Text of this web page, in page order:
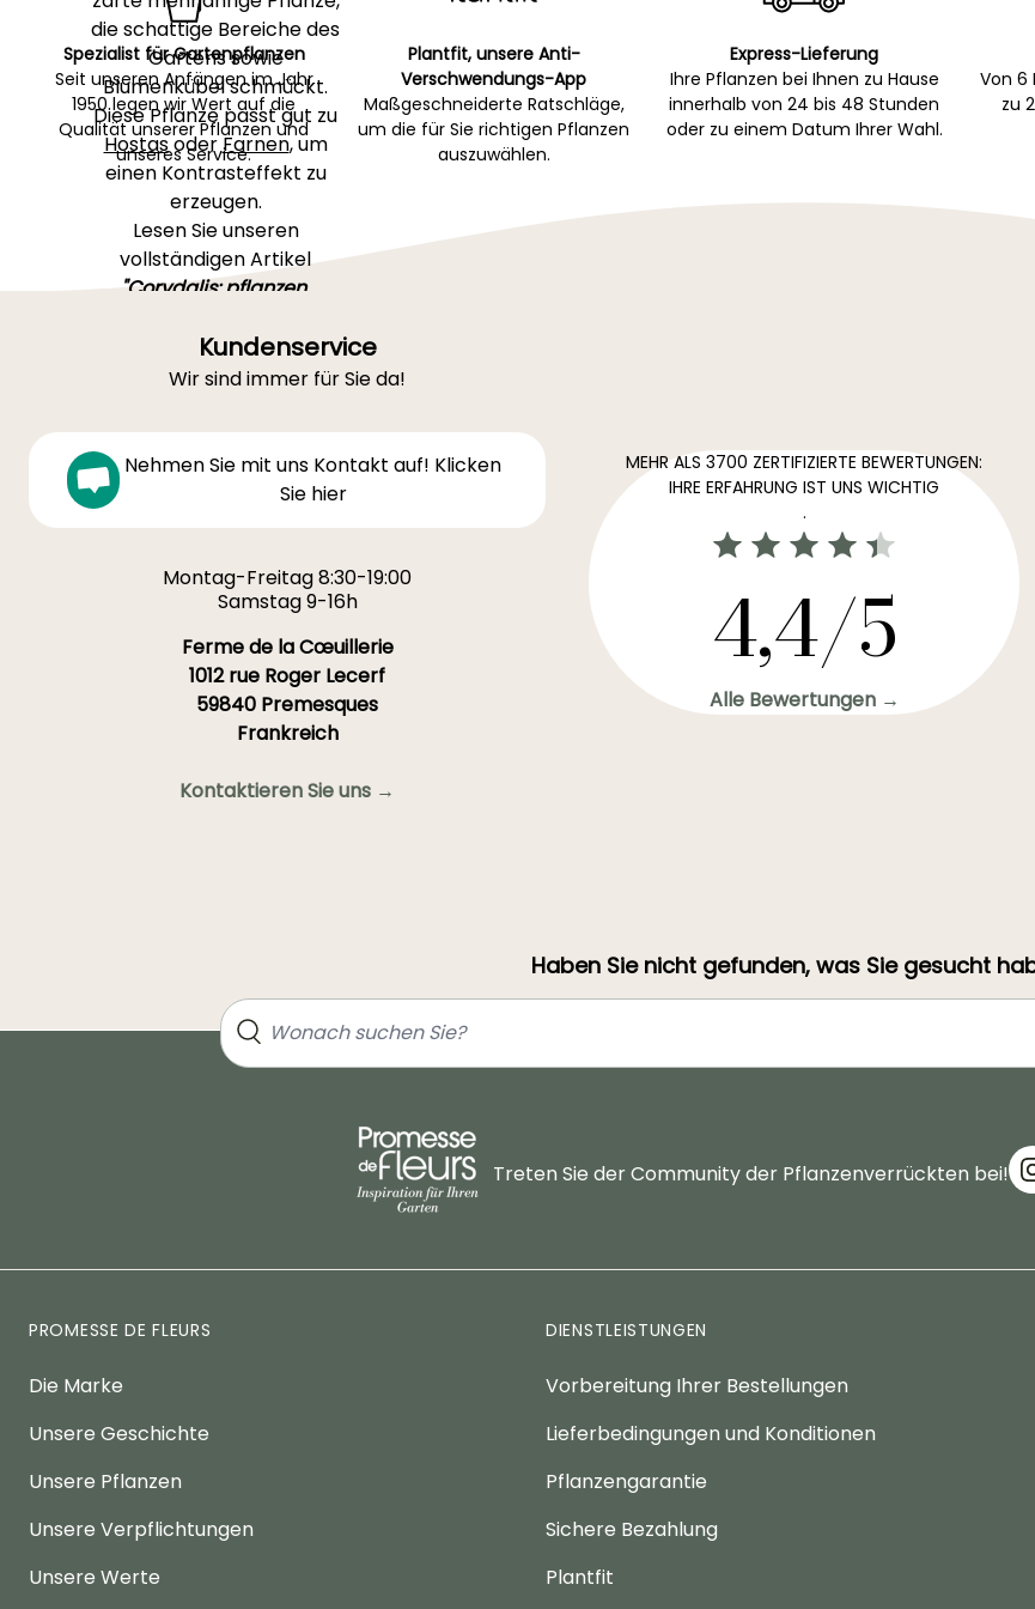
die schattige Bereiche des
Gartens sowie
Blumenkübel schmückt.
Diese Pflanze passt gut zu
HostasoderFarnen, um
einen Kontrasteffekt zu
erzeugen.
Lesen Sie unseren
vollständigen Artikel
"Corydalis: pflanzen,
alles zu erfahren.
Spezialist für Gartenpflanzen
Seit unseren Anfängen im Jahr
1950 legen wir Wert auf die
Qualität unserer Pflanzen und
unseres Service.
Plantfit, unsere Anti-
Verschwendungs-App
Maßgeschneiderte Ratschläge,
um die für Sie richtigen Pflanzen
auszuwählen.
Express-Lieferung
Ihre Pflanzen bei Ihnen zu Hause
innerhalb von 24 bis 48 Stunden
oder zu einem Datum Ihrer Wahl.
Von 6
zu
Kundenservice
Wir sind immer für Sie da!
Nehmen Sie mit uns Kontakt auf! Klicken
Sie hier
Montag-Freitag 8:30-19:00
Samstag 9-16h
Ferme de la Cœuillerie
1012 rue Roger Lecerf
59840 Premesques
Frankreich
Kontaktieren Sie uns →
MEHR ALS 3700 ZERTIFIZIERTE BEWERTUNGEN:
IHRE ERFAHRUNG IST UNS WICHTIG
.
4,4/5
Alle Bewertungen →
Haben Sie nicht gefunden, was Sie gesucht
Treten Sie der Community der Pflanzenverrückten bei!
PROMESSE DE FLEURS
Die Marke
Unsere Geschichte
Unsere Pflanzen
Unsere Verpflichtungen
Unsere Werte
DIENSTLEISTUNGEN
Vorbereitung Ihrer Bestellungen
Lieferbedingungen und Konditionen
Pflanzengarantie
Sichere Bezahlung
Plantfit